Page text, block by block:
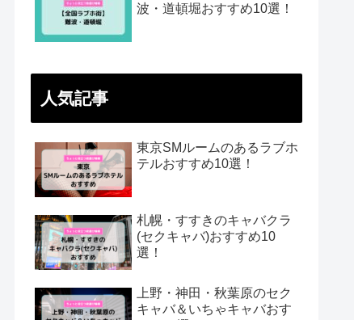
波・道頓堀おすすめ10選！
人気記事
東京SMルームのあるラブホ
テルおすすめ10選！
札幌・すすきのキャバクラ
(セクキャバ)おすすめ10
選！
上野・神田・秋葉原のセク
キャバ＆いちゃキャバおす